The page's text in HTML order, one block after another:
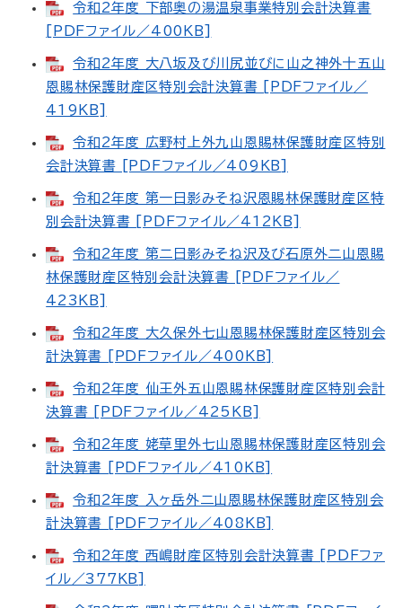
令和2年度 下部奥の湯温泉事業特別会計決算書
[PDFファイル／400KB]
令和2年度 大八坂及び川尻並びに山之神外十五山
恩賜林保護財産区特別会計決算書 [PDFファイル／
419KB]
令和2年度 広野村上外九山恩賜林保護財産区特別
会計決算書 [PDFファイル／409KB]
令和2年度 第一日影みそね沢恩賜林保護財産区特
別会計決算書 [PDFファイル／412KB]
令和2年度 第二日影みそね沢及び石原外二山恩賜
林保護財産区特別会計決算書 [PDFファイル／
423KB]
令和2年度 大久保外七山恩賜林保護財産区特別会
計決算書 [PDFファイル／400KB]
令和2年度 仙王外五山恩賜林保護財産区特別会計
決算書 [PDFファイル／425KB]
令和2年度 姥草里外七山恩賜林保護財産区特別会
計決算書 [PDFファイル／410KB]
令和2年度 入ヶ岳外二山恩賜林保護財産区特別会
計決算書 [PDFファイル／408KB]
令和2年度 西嶋財産区特別会計決算書 [PDFファ
イル／377KB]